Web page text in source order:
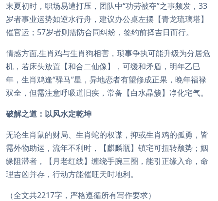
末夏初时，职场易遭打压，团队中“功劳被夺”之事频发，33
岁者事业运势如逆水行舟，建议办公桌左摆【青龙琉璃塔】
催官运；57岁者则需防合同纠纷，签约前择吉日而行。
情感方面,生肖鸡与生肖狗相害，琐事争执可能升级为分居危
机，若床头放置【和合二仙像】，可缓和矛盾，明年乙巳
年，生肖鸡逢“驿马”星，异地恋者有望修成正果，晚年福禄
双全，但需注意呼吸道旧疾，常备【白水晶簇】净化宅气。
破解之道：以风水定乾坤
无论生肖鼠的财局、生肖蛇的权谋，抑或生肖鸡的孤勇，皆
需外物助运，流年不利时，【麒麟瓶】镇宅可扭转颓势；姻
缘阻滞者，【月老红线】缠绕手腕三圈，能引正缘入命，命
理吉凶并存，行动方能催旺天时地利。
（全文共2217字，严格遵循所有写作要求）